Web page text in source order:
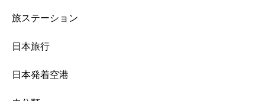
旅ステーション
日本旅行
日本発着空港